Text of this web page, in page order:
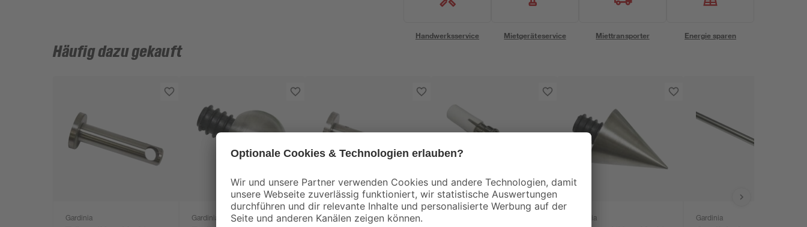
Handwerksservice Mietgeräteservice Miettransporter Energie sparen
Häufig dazu gekauft
Gardinia Gardinia Gardinia Gardinia Gardinia